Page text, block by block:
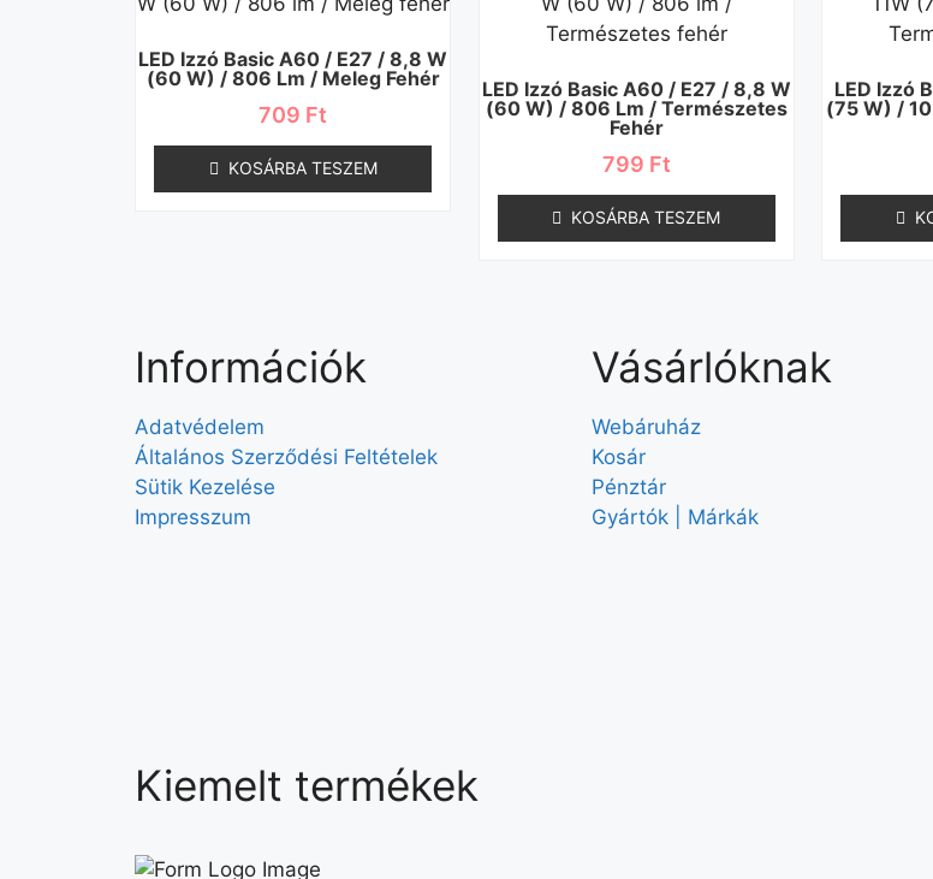
LED Izzó Basic A60 / E27 / 8,8 W
(60 W) / 806 Lm / Meleg Fehér
709 Ft
KOSÁRBA TESZEM
LED Izzó Basic A60 / E27 / 8,8 W
(60 W) / 806 Lm / Természetes
Fehér
799 Ft
KOSÁRBA TESZEM
LED Izzó
(75 W) /
Információk
Adatvédelem
Általános Szerződési Feltételek
Sütik Kezelése
Impresszum
Vásárlóknak
Webáruház
Kosár
Pénztár
Gyártók | Márkák
Kiemelt termékek